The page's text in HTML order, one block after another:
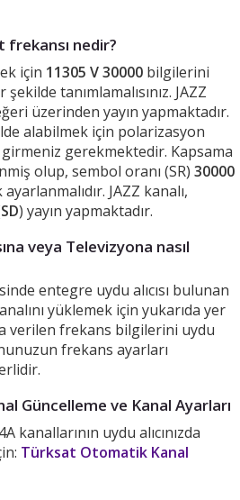
frekansı nedir?
için 11305 V 30000 bilgilerini
tanımlamalısınız. JAZZ
üzerinden yayın yapmaktadır.
alabilmek için polarizasyon
gerekmektedir. Kapsama
olup, sembol oranı (SR) 30000
JAZZ kanalı,
SD) yayın yapmaktadır.
veya Televizyona nasıl
entegre uydu alıcısı bulunan
yüklemek için yukarıda yer
verilen frekans bilgilerini uydu
frekans ayarları
Güncelleme ve Kanal Ayarları
kanallarının uydu alıcınızda
Türksat Otomatik Kanal